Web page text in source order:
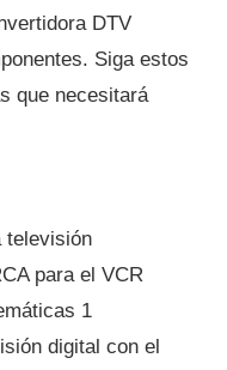
DTV
Siga estos
que necesitará
televisión
para el VCR
1
digital con el